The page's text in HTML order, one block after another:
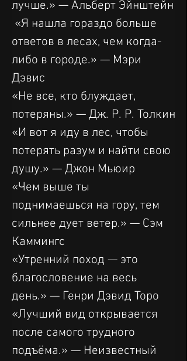
лучше.» — Альберт Эйнштейн
«Я нашла гораздо больше
ответов в лесах, чем когда-
либо в городе.» — Мэри
Дэвис
«Не все, кто блуждает,
потеряны.» — Дж. Р. Р. Толкин
«И вот я иду в лес, чтобы
потерять разум и найти свою
душу.» — Джон Мьюир
«Чем выше ты
поднимаешься на гору, тем
сильнее дует ветер.» — Сэм
Каммингс
«Утренний поход — это
благословение на весь
день.» — Генри Дэвид Торо
«Лучший вид открывается
после самого трудного
подъёма.» — Неизвестный